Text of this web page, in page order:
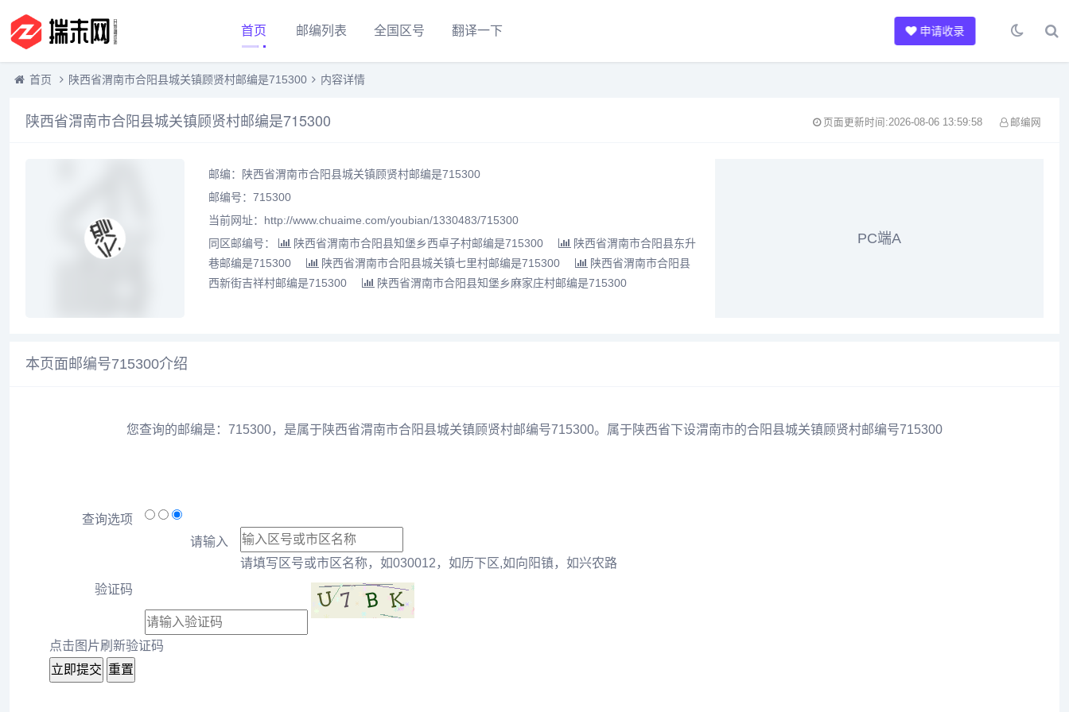
首页 邮编列表 全国区号 翻译一下 申请收录
首页 陕西省渭南市合阳县城关镇顾贤村邮编是715300 内容详情
陕西省渭南市合阳县城关镇顾贤村邮编是715300 页面更新时间:2026-08-06 13:59:58 邮编网
邮编：陕西省渭南市合阳县城关镇顾贤村邮编是715300
邮编号：715300
当前网址：http://www.chuaime.com/youbian/1330483/715300
同区邮编号：
陕西省渭南市合阳县知堡乡西卓子村邮编是715300
陕西省渭南市合阳县东升
巷邮编是715300
陕西省渭南市合阳县城关镇七里村邮编是715300
陕西省渭南市合阳县
西新街吉祥村邮编是715300
陕西省渭南市合阳县知堡乡麻家庄村邮编是715300
PC端A
本页面邮编号715300介绍
您查询的邮编是：715300，是属于陕西省渭南市合阳县城关镇顾贤村邮编号715300。属于陕西省下设渭南市的合阳县城关镇顾贤村邮编号715300
查询选项
请输入
请填写区号或市区名称，如030012，如历下区,如向阳镇，如兴农路
验证码
点击图片刷新验证码
立即提交 重置